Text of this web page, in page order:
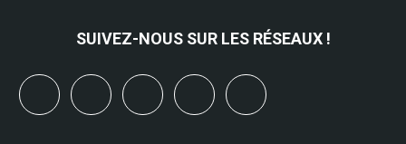
SUIVEZ-NOUS SUR LES RÉSEAUX !
linkedinyoutubebluesky mastodon